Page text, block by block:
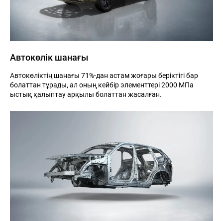
Автокөлік шанағы
Автокөліктің шанағы 71%-дан астам жоғары беріктігі бар
болаттан тұрады, ал оның кейбір элементтері 2000 МПа
ыстық қалыптау арқылы болаттан жасалған.